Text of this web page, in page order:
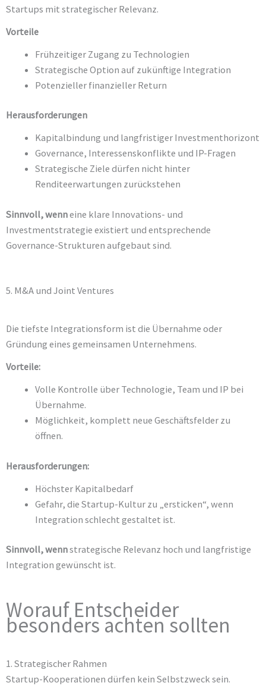
Startups mit strategischer Relevanz.
Vorteile
Frühzeitiger Zugang zu Technologien
Strategische Option auf zukünftige Integration
Potenzieller finanzieller Return
Herausforderungen
Kapitalbindung und langfristiger Investmenthorizont
Governance, Interessenskonflikte und IP-Fragen
Strategische Ziele dürfen nicht hinter
Renditeerwartungen zurückstehen
Sinnvoll, wenneine klare Innovations- und
Investmentstrategie existiert und entsprechende
Governance-Strukturen aufgebaut sind.
5. M&A und Joint Ventures
Die tiefste Integrationsform ist die Übernahme oder
Gründung eines gemeinsamen Unternehmens.
Vorteile:
Volle Kontrolle über Technologie, Team und IP bei
Übernahme.
Möglichkeit, komplett neue Geschäftsfelder zu
öffnen.
Herausforderungen:
Höchster Kapitalbedarf
Gefahr, die Startup-Kultur zu „ersticken“, wenn
Integration schlecht gestaltet ist.
Sinnvoll, wennstrategische Relevanz hoch und langfristige
Integration gewünscht ist.
Worauf Entscheider
besonders achten sollten
1. Strategischer Rahmen
Startup-Kooperationen dürfen kein Selbstzweck sein.